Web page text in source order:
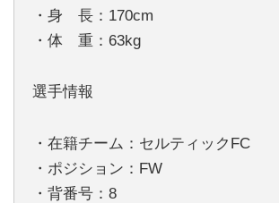
・身 長：170cm
・体 重：63kg
選手情報
・在籍チーム：セルティックFC
・ポジション：FW
・背番号：8